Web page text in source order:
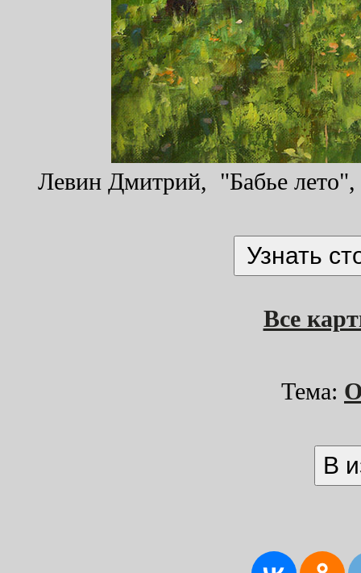
Левин Дмитрий, "Бабье лето",
Все
Тема: